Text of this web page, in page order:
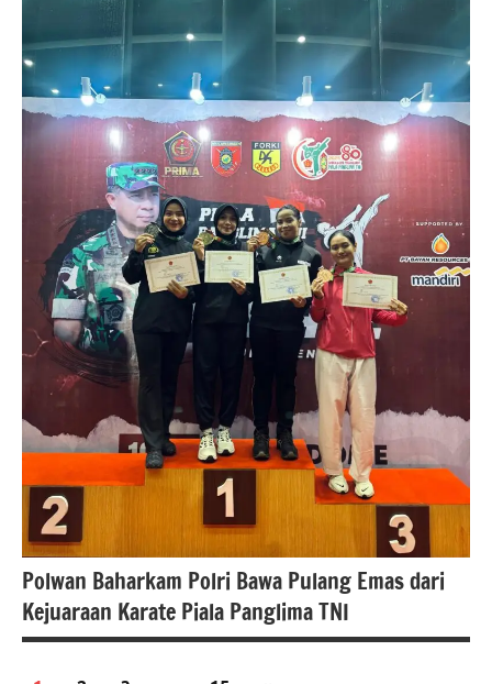
berita
nasional
polri
Polwan Baharkam Polri Bawa Pulang Emas dari
Kejuaraan Karate Piala Panglima TNI